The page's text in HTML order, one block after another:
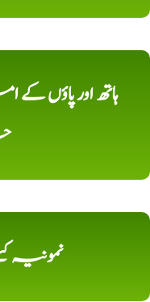
ہاتھ اور پاؤں
نمونیہ